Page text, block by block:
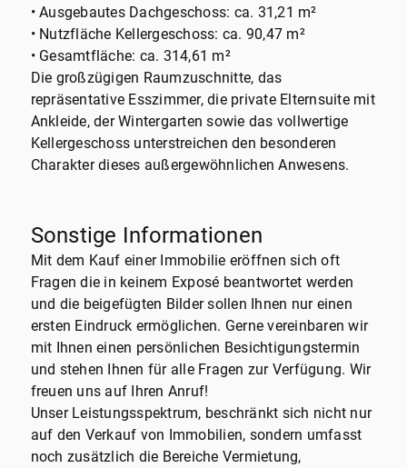
• Ausgebautes Dachgeschoss: ca. 31,21 m²
• Nutzfläche Kellergeschoss: ca. 90,47 m²
• Gesamtfläche: ca. 314,61 m²
Die großzügigen Raumzuschnitte, das
repräsentative Esszimmer, die private Elternsuite mit
Ankleide, der Wintergarten sowie das vollwertige
Kellergeschoss unterstreichen den besonderen
Charakter dieses außergewöhnlichen Anwesens.
Sonstige Informationen
Mit dem Kauf einer Immobilie eröffnen sich oft
Fragen die in keinem Exposé beantwortet werden
und die beigefügten Bilder sollen Ihnen nur einen
ersten Eindruck ermöglichen. Gerne vereinbaren wir
mit Ihnen einen persönlichen Besichtigungstermin
und stehen Ihnen für alle Fragen zur Verfügung. Wir
freuen uns auf Ihren Anruf!
Unser Leistungsspektrum, beschränkt sich nicht nur
auf den Verkauf von Immobilien, sondern umfasst
noch zusätzlich die Bereiche Vermietung,